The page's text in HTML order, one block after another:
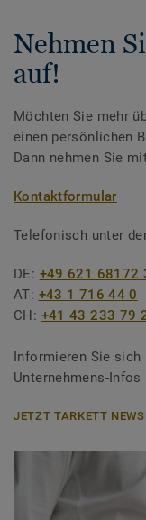
Nehmen
auf!
Möchten Sie mehr
einen persönlichen
Dann nehmen Sie
Kontaktformular
Telefonisch unter
DE: +49 621 68172
AT: +43 1 716 44 0
CH: +41 43 233 79
Informieren Sie sich
Unternehmens-
JETZT TARKETT